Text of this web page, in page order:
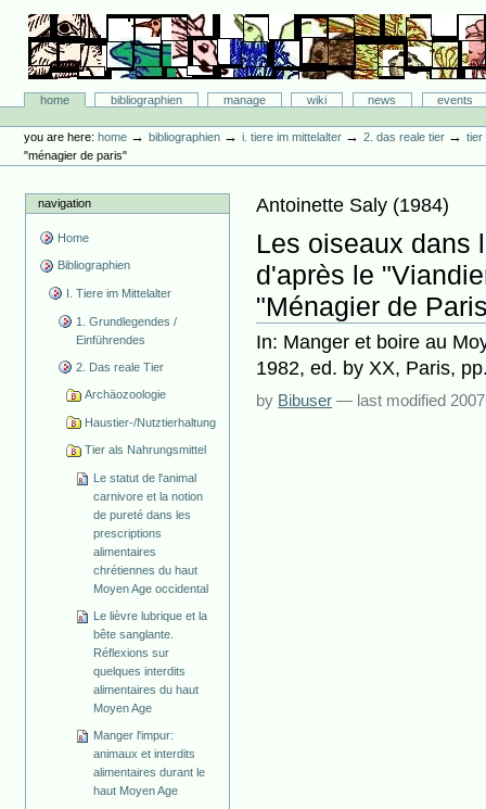
content.
navigation
Bibliographie-Portal
Sectionshome bibliographien manage wiki news
events
tools
you are here: home →bibliographien →i. tiere im mittelalter →2. das reale tier →tier
"ménagier de paris"
navigation
Home
Bibliographien
I. Tiere im Mittelalter
1. Grundlegendes /
Einführendes
2. Das reale Tier
Archäozoologie
Haustier-/Nutztierhaltung
Tier als Nahrungsmittel
Le statut de l'animal
carnivore et la notion
de pureté dans les
prescriptions
alimentaires
chrétiennes du haut
Moyen Age occidental
Le lièvre lubrique et la
bête sanglante.
Réflexions sur
quelques interdits
alimentaires du haut
Moyen Age
Manger l'impur:
animaux et interdits
alimentaires durant le
haut Moyen Age
Antoinette Saly (1984)
Les oiseaux dans
d'après le
"Ménagier de
In: Manger et boire au
1982, ed. by XX, Paris,
by Bibuser — last modified